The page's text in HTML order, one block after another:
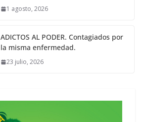
1 agosto, 2026
ADICTOS AL PODER. Contagiados por
la misma enfermedad.
23 julio, 2026